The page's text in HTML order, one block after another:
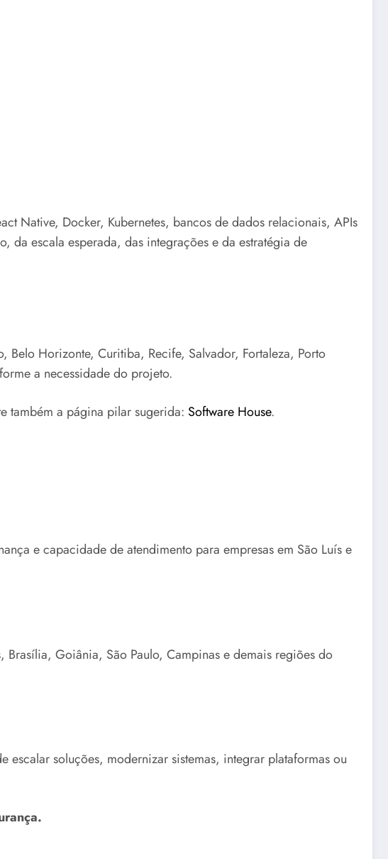
Native, Docker, Kubernetes, bancos de dados relacionais, APIs
da escala esperada, das integrações e da estratégia de
Belo Horizonte, Curitiba, Recife, Salvador, Fortaleza, Porto
a necessidade do projeto.
também a página pilar sugerida: Software House.
e capacidade de atendimento para empresas em São Luís e
Brasília, Goiânia, São Paulo, Campinas e demais regiões do
soluções, modernizar sistemas, integrar plataformas ou